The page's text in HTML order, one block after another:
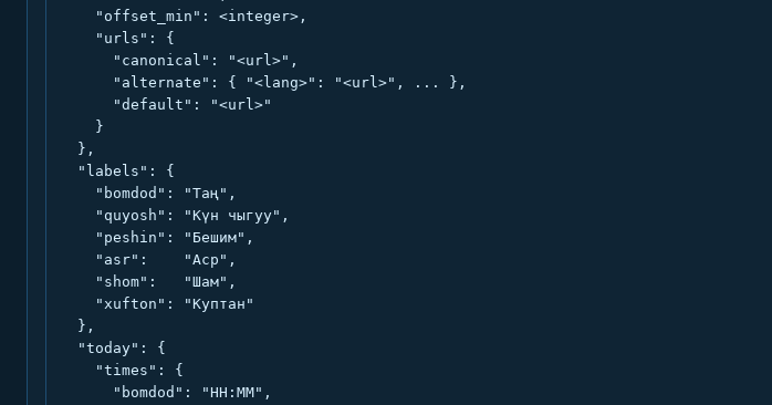
    "offset_min": <integer>,
    "urls": {
      "canonical": "<url>",
      "alternate": { "<lang>": "<url>", ... },
      "default": "<url>"
    }
  },
  "labels": {
    "bomdod": "Таң",
    "quyosh": "Күн чыгуу",
    "peshin": "Бешим",
    "asr":    "Аср",
    "shom":   "Шам",
    "xufton": "Куптан"
  },
  "today": {
    "times": {
      "bomdod": "HH:MM",